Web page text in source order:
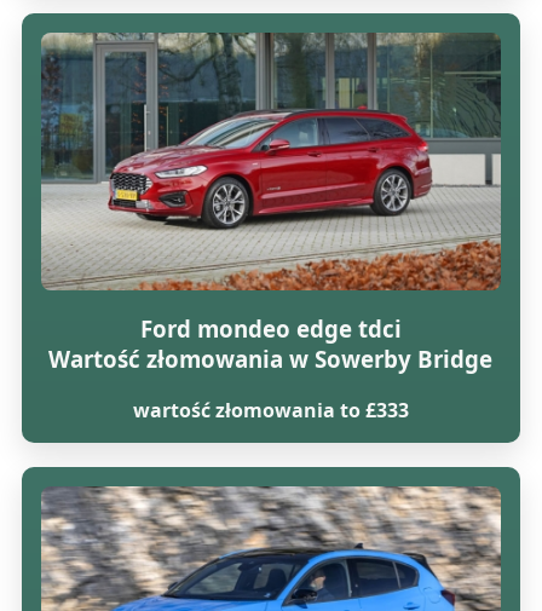
Ford mondeo edge tdci
Wartość złomowania w Sowerby Bridge
wartość złomowania to £333